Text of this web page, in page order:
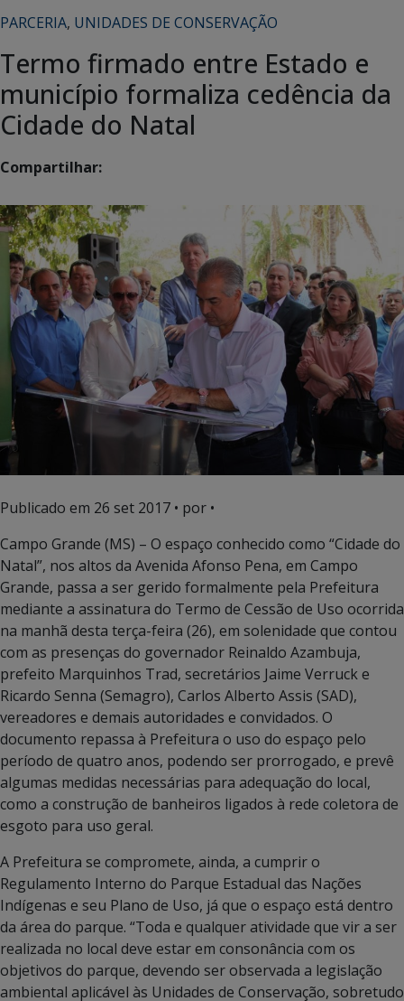
PARCERIA, UNIDADES DE CONSERVAÇÃO
Termo firmado entre Estado e
município formaliza cedência da
Cidade do Natal
Compartilhar:
Publicado em 26 set 2017 • por •
Campo Grande (MS) – O espaço conhecido como “Cidade do
Natal”, nos altos da Avenida Afonso Pena, em Campo
Grande, passa a ser gerido formalmente pela Prefeitura
mediante a assinatura do Termo de Cessão de Uso ocorrida
na manhã desta terça-feira (26), em solenidade que contou
com as presenças do governador Reinaldo Azambuja,
prefeito Marquinhos Trad, secretários Jaime Verruck e
Ricardo Senna (Semagro), Carlos Alberto Assis (SAD),
vereadores e demais autoridades e convidados. O
documento repassa à Prefeitura o uso do espaço pelo
período de quatro anos, podendo ser prorrogado, e prevê
algumas medidas necessárias para adequação do local,
como a construção de banheiros ligados à rede coletora de
esgoto para uso geral.
A Prefeitura se compromete, ainda, a cumprir o
Regulamento Interno do Parque Estadual das Nações
Indígenas e seu Plano de Uso, já que o espaço está dentro
da área do parque. “Toda e qualquer atividade que vir a ser
realizada no local deve estar em consonância com os
objetivos do parque, devendo ser observada a legislação
ambiental aplicável às Unidades de Conservação, sobretudo